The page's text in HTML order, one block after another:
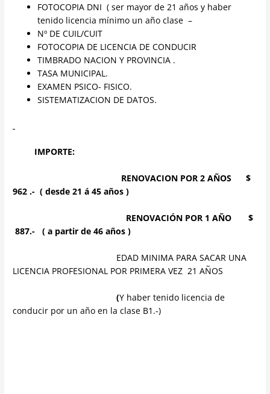
FOTOCOPIA DNI ( ser mayor de 21 años y haber
tenido licencia mínimo un año clase –
Nº DE CUIL/CUIT
FOTOCOPIA DE LICENCIA DE CONDUCIR
TIMBRADO NACION Y PROVINCIA .
TASA MUNICIPAL.
EXAMEN PSICO- FISICO.
SISTEMATIZACION DE DATOS.
IMPORTE:
RENOVACION POR 2 AÑOS$
962 .- ( desde 21 á 45 años )
RENOVACIÓN POR 1 AÑO $
887.- ( a partir de 46 años )
EDAD MINIMA PARA SACAR UNA
LICENCIA PROFESIONAL POR PRIMERA VEZ 21 AÑOS
(Y haber tenido licencia de
conducir por un año en la clase B1.-)